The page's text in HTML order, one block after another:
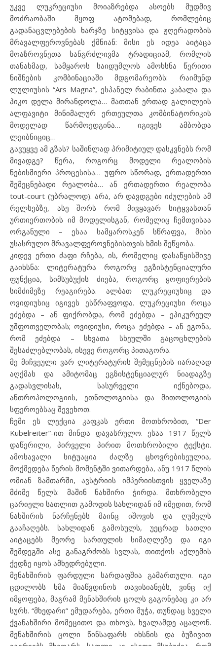
უკვე ლუკრეციუსი მოიაზრებდა ასოებს მუდმივ
მოძრაობაში მყოფ ატომებად, რომლებიც
გადანაცვლებების ხარჯზე სიტყვისა და ჟღერადობის
მრავალფეროვნებას ქმნიან: მისი ეს იდეა აიტაცა
მოაზროვნეთა ხანგრძლივმა ტრადიციამ, რომლის
თანახმად, სამყაროს საიდუმლოს ამოხსნა წერითი
ნიშნების კომბინაციაში მდგომარეობს: რაიმუნდ
ლულიუსის “Ars Magna”, ესპანელ რაბინთა კაბალა და
პიკო დელა მირანდოლა… მათთან ერთად გალილეის
ალფავიტი მინიმალურ ერთეულთა კომბინატორიკის
მოდელად წარმოედგინა… იგივეს ამბობდა
ლეიბნიციც…
გავუყვე ამ გზას? საშინლად პრიმიტიულ დასკვნებს რომ
მივადგე? წერა, როგორც მოდელი რეალობის
ნებისმიერი პროცესისა… უფრო სწორად, ერთადერთი
შემეცნებადი რეალობა… ან ერთადერთი რეალობა
tout-court (უბრალოდ). არა, არ დავდგები იძულების ამ
რელსებზე, ასე შორს რომ მივყავარ სიტყვასთან
ურთიერთობის იმ მოდელისგან, რომელიც ჩემთვისაა
ორგანული – ესაა სამყაროსკენ სწრაფვა, მისი
უსასრულო მრავალფეროვნებისთვის ხმის შეწყობა.
კიდევ ერთი ძაფი რჩება, ის, რომელიც დასაწყისშივე
გაიხსნა: ლიტერატურა როგორც ეგზისტენციალური
ფუნქცია, სიმსუბუქის ძიება, როგორც ყოფიერების
სიმძიმეზე რეაგირება. ალბათ ლუკრეციუსიც და
ოვიდიუსიც იგივეს ესწრაფვოდა. ლუკრეციუსი როცა
ეძებდა – ან ფიქრობდა, რომ ეძებდა – ეპიკურეულ
უშფოთველობას; ოვიდიუსი, როცა ეძებდა – ან ეგონა,
რომ ეძებდა – სხვათა სხეულში გაცოცხლების
შესაძლებლობას, ისევე როგორც პითაგორა.
მე მიჩვეული ვარ ლიტერატურის შემეცნების იარაღად
აღქმას და ამიტომაც ეგზისტენციალურ ნიადაგზე
გადასვლისას, სასურველი იქნებოდა,
ანთროპოლოგიის, ეთნოლოგიისა და მითოლოგიის
სფეროებსაც შევეხოთ.
ჩემი ეს ლექცია კაფკას ერთი მოთხრობით, “Der
Kubelreiter”-ით მინდა დავასრულო. ესაა 1917 წელს
დაწერილი, პირველი პირით მოთხრობილი ტექსტი.
ამოსავალი სიტუაცია ძალზე ცხოვრებისეულია,
მოქმედება წერის მომენტში ვითარდება, ანუ 1917 წლის
ომიან ზამთარში, ავსტრიის იმპერიისთვის ყველაზე
მძიმე წელს: მაშინ ნახშირი ჭირდა. მთხრობელი
ცარიელი სათლით გამოდის სახლიდან იმ იმედით, რომ
ნახშირის ნარჩენებს მაინც იშოვის და ღუმელს
გააჩაღებს. სახლიდან გამოსულს, უეცრად სათლი
აიტაცებს მეორე სართულის სიმაღლეზე და იგი
შემდეგში ასე განაგრძობს სვლას, თითქოს აქლემის
ქედზე იყოს ამხედრებული.
მენახშირის ფარდული სარდაფშია გამართული. იგი
ცდილობს ხმა მიაწვდინოს თავისიანებს, ვინც იქ
იმყოფება, მაგრამ მენახშირის ცოლს გაგონებაც კი არ
სურს. “მხედარი” ემუდარება, ერთი მუჭა, თუნდაც სველი
ქვანახშირი მომეცითო და თხოვს, ხვალამდე აცალონ.
მენახშირის ცოლი წინსაფარს იხსნის და ბუზივით